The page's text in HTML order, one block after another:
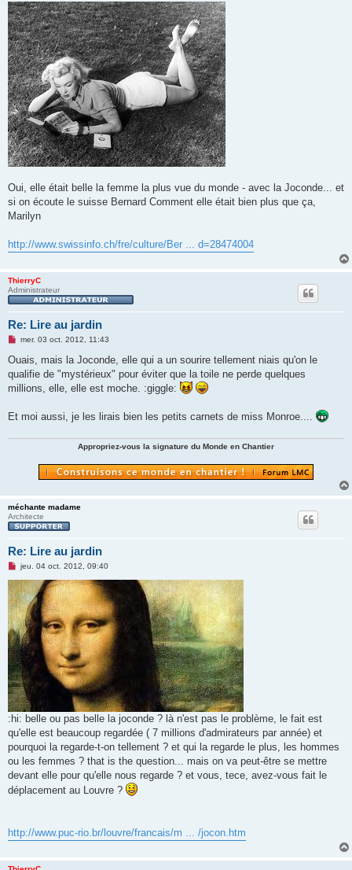
s
s
a
g
e
n
o
n
l
u
Oui, elle était belle la femme la plus vue du monde - avec la Joconde... et
si on écoute le suisse Bernard Comment elle était bien plus que ça,
Marilyn
http://www.swissinfo.ch/fre/culture/Ber ... d=28474004
ThierryC
Administrateur
Re: Lire au jardin
M
s
a
g
o
mer. 03 oct. 2012, 11:43
Ouais, mais la Joconde, elle qui a un sourire tellement niais qu'on le
qualifie de "mystérieux" pour éviter que la toile ne perde quelques
millions, elle, elle est moche. :giggle:
Et moi aussi, je les lirais bien les petits carnets de miss Monroe....
Appropriez-vous la signature du Monde en Chantier
méchante madame
Architecte
Re: Lire au jardin
M
s
a
g
e
n
o
n
l
u
jeu. 04 oct. 2012, 09:40
:hi: belle ou pas belle la joconde ? là n'est pas le problème, le fait est
qu'elle est beaucoup regardée ( 7 millions d'admirateurs par année) et
pourquoi la regarde-t-on tellement ? et qui la regarde le plus, les hommes
ou les femmes ? that is the question... mais on va peut-être se mettre
devant elle pour qu'elle nous regarde ? et vous, tece, avez-vous fait le
déplacement au Louvre ?
http://www.puc-rio.br/louvre/francais/m ... /jocon.htm